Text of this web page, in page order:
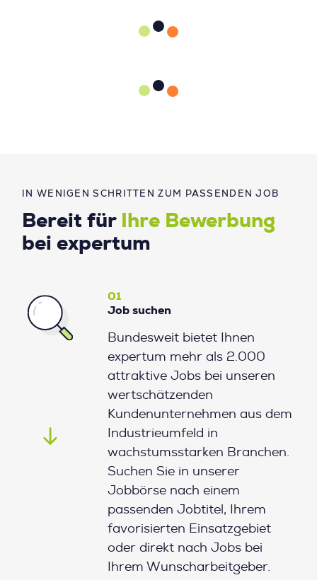
IN WENIGEN SCHRITTEN ZUM PASSENDEN JOB
Bereit für
Ihre Bewerbung
bei expertum
01
Job suchen
Bundesweit bietet Ihnen
expertum mehr als 2.000
attraktive Jobs bei unseren
wertschätzenden
Kundenunternehmen aus dem
Industrieumfeld in
wachstumsstarken Branchen.
Suchen Sie in unserer
Jobbörse nach einem
passenden Jobtitel, Ihrem
favorisierten Einsatzgebiet
oder direkt nach Jobs bei
Ihrem Wunscharbeitgeber.